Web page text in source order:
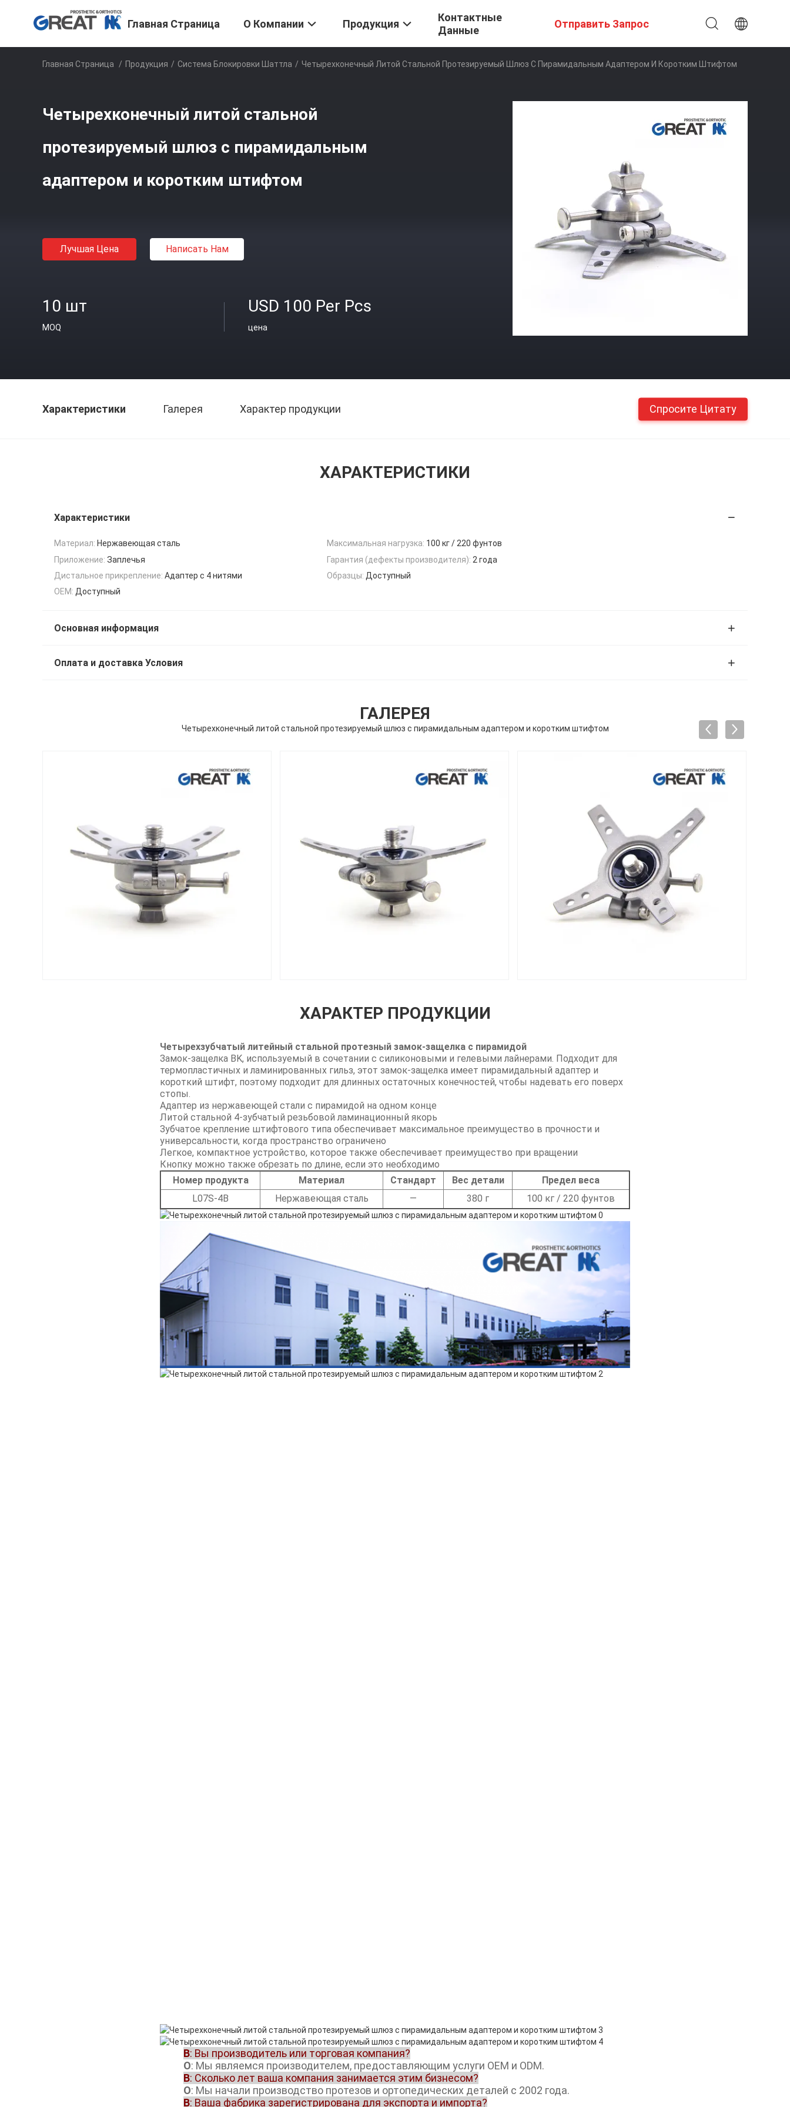
Главная Страница О Компании Продукция
Контактные
Данные
Отправить Запрос
Главная Страница / Продукция / Система Блокировки Шаттла / Четырехконечный Литой Стальной Протезируемый Шлюз С Пирамидальным Адаптером И Коротким Штифтом
Четырехконечный литой стальной
протезируемый шлюз с пирамидальным
адаптером и коротким штифтом
Лучшая Цена Написать Нам
10 шт
MOQ
USD 100 Per Pcs
цена
Характеристики Галерея Характер продукции Спросите Цитату
ХАРАКТЕРИСТИКИ
Характеристики
Материал: Нержавеющая сталь Максимальная нагрузка: 100 кг / 220 фунтов
Приложение: Заплечья Гарантия (дефекты производителя): 2 года
Дистальное прикрепление: Адаптер с 4 нитями Образцы: Доступный
OEM: Доступный
Основная информация
Оплата и доставка Условия
ГАЛЕРЕЯ
Четырехконечный литой стальной протезируемый шлюз с пирамидальным адаптером и коротким штифтом
ХАРАКТЕР ПРОДУКЦИИ
Четырехзубчатый литейный стальной протезный замок-защелка с пирамидой
Замок-защелка BK, используемый в сочетании с силиконовыми и гелевыми лайнерами. Подходит для
термопластичных и ламинированных гильз, этот замок-защелка имеет пирамидальный адаптер и
короткий штифт, поэтому подходит для длинных остаточных конечностей, чтобы надевать его поверх
стопы.
Адаптер из нержавеющей стали с пирамидой на одном конце
Литой стальной 4-зубчатый резьбовой ламинационный якорь
Зубчатое крепление штифтового типа обеспечивает максимальное преимущество в прочности и
универсальности, когда пространство ограничено
Легкое, компактное устройство, которое также обеспечивает преимущество при вращении
Кнопку можно также обрезать по длине, если это необходимо
Номер продукта
Материал Стандарт Вес детали
Предел веса
L07S-4B
Нержавеющая сталь — 380 г 100 кг / 220 фунтов
В: Вы производитель или торговая компания?
О: Мы являемся производителем, предоставляющим услуги OEM и ODM.
В: Сколько лет ваша компания занимается этим бизнесом?
О: Мы начали производство протезов и ортопедических деталей с 2002 года.
В: Ваша фабрика зарегистрирована для экспорта и импорта?